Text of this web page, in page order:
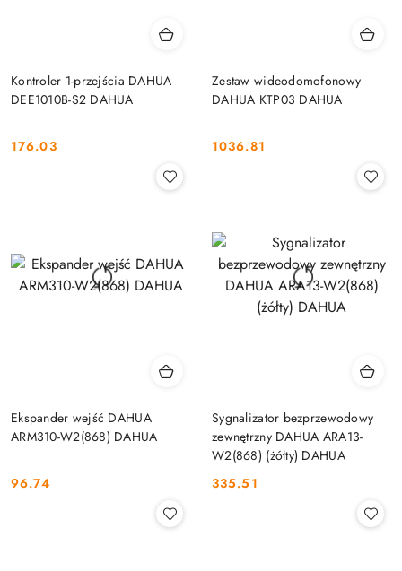
Kontroler 1-przejścia DAHUA
DEE1010B-S2 DAHUA
Cena:
176.03
Zestaw wideodomofonowy
DAHUA KTP03 DAHUA
Cena:
1036.81
Ekspander wejść DAHUA
ARM310-W2(868) DAHUA
Cena:
96.74
Sygnalizator bezprzewodowy
zewnętrzny DAHUA ARA13-
W2(868) (żółty) DAHUA
Cena:
335.51